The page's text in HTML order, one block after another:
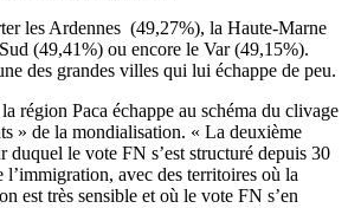
les Ardennes (49,27%), la Haute-Marne
(49,41%) ou encore le Var (49,15%).
des grandes villes qui lui échappe de peu.
région Paca échappe au schéma du clivage
» de la mondialisation. « La deuxième
duquel le vote FN s’est structuré depuis 30
l’immigration, avec des territoires où la
est très sensible et où le vote FN s’en